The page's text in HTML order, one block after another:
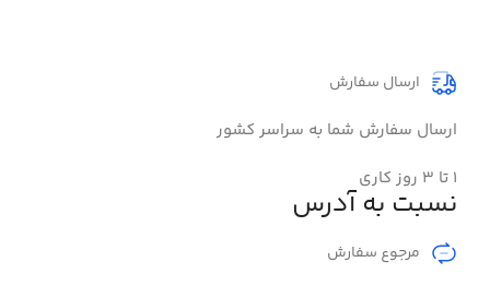
ارسال سفارش
ارسال سفارش شما به سراسر کشور
۱ تا 3 روز کاری
نسبت به آدرس
مرجوع سفارش​